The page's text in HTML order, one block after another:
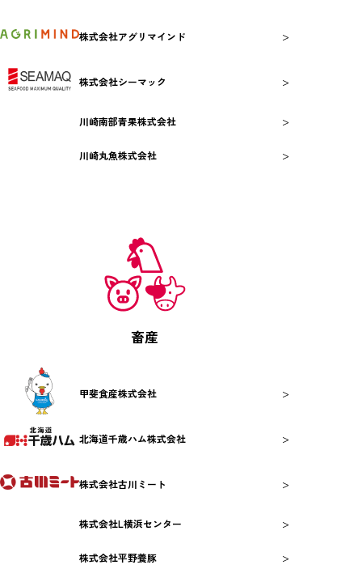
株式会社アグリマインド >
株式会社シーマック >
川崎南部青果株式会社 >
川崎丸魚株式会社 >
畜産
甲斐食産株式会社 >
北海道千歳ハム株式会社 >
株式会社古川ミート >
株式会社L横浜センター >
株式会社平野養豚 >